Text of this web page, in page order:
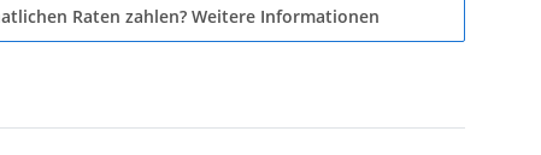
Raten zahlen? Weitere Informationen